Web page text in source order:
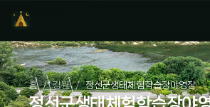
홈 강원 정선군생태체험학습장야영장